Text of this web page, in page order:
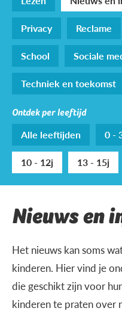
Privacy
Reclame
School
Sociale
Techniek en toekomst
Ontdek per leeftijd
Alle leeftijden 0 -
10 - 12j
13 - 15j
Nieuws en
Het nieuws kan soms
kinderen. Hier vind je
die geschikt zijn voor
kinderen te praten over